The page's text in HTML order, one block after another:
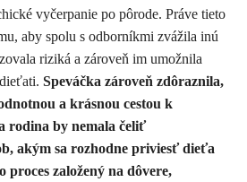
vyčerpanie po pôrode. Práve tieto
aby spolu s odborníkmi zvážila inú
riziká a zároveň im umožnila
Speváčka zároveň zdôraznila,
a krásnou cestou k
rodina by nemala čeliť
akým sa rozhodne priviesť dieťa
proces založený na dôvere,